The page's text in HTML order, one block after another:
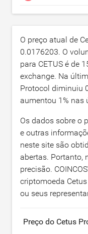
O preço atual de
0.0176203. O
para CETUS é de
exchange. Na
Protocol diminuiu
aumentou 1% nas
Os dados sobre o
e outras
neste site são
abertas. Portanto,
precisão.
criptomoeda
ou seus
Preço do Cetus